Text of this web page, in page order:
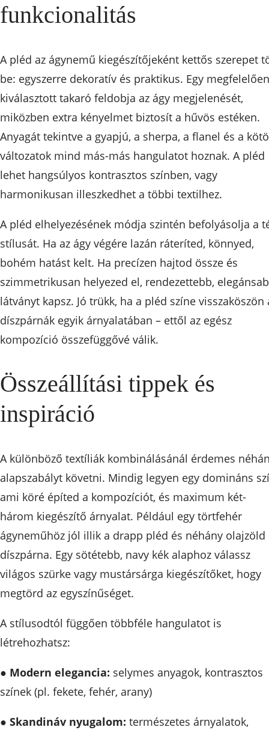
funkcionalitás
A pléd az ágynemű kiegészítőjeként kettős szerepet
be: egyszerre dekoratív és praktikus. Egy megfelelően
kiválasztott takaró feldobja az ágy megjelenését,
miközben extra kényelmet biztosít a hűvös estéken.
Anyagát tekintve a gyapjú, a sherpa, a flanel és a
változatok mind más-más hangulatot hoznak. A pléd
lehet hangsúlyos kontrasztos színben, vagy
harmonikusan illeszkedhet a többi textilhez.
A pléd elhelyezésének módja szintén befolyásolja a
stílusát. Ha az ágy végére lazán ráteríted, könnyed,
bohém hatást kelt. Ha precízen hajtod össze és
szimmetrikusan helyezed el, rendezettebb,
látványt kapsz. Jó trükk, ha a pléd színe visszaköszön
díszpárnák egyik árnyalatában – ettől az egész
kompozíció összefüggővé válik.
Összeállítási tippek és
inspiráció
A különböző textíliák kombinálásánál érdemes
alapszabályt követni. Mindig legyen egy domináns
ami köré építed a kompozíciót, és maximum két-
három kiegészítő árnyalat. Például egy törtfehér
ágyneműhöz jól illik a drapp pléd és néhány olajzöld
díszpárna. Egy sötétebb, navy kék alaphoz válassz
világos szürke vagy mustársárga kiegészítőket, hogy
megtörd az egyszínűséget.
A stílusodtól függően többféle hangulatot is
létrehozhatsz:
● Modern elegancia: selymes anyagok, kontrasztos
színek (pl. fekete, fehér, arany)
● Skandináv nyugalom: természetes árnyalatok,